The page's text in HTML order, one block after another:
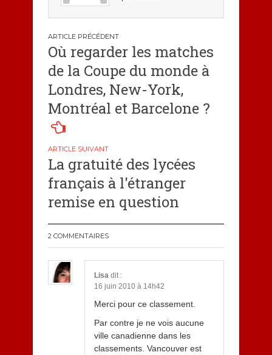
Navigation
de
l’article
Où regarder les matches
de la Coupe du monde à
Londres, New-York,
Montréal et Barcelone ?
La gratuité des lycées
français à l'étranger
remise en question
2 COMMENTAIRES
Lisa dit :
16 juin 2010 à 14h42
Merci pour ce classement.
Par contre je ne vois aucune
ville canadienne dans les
classements. Vancouver est